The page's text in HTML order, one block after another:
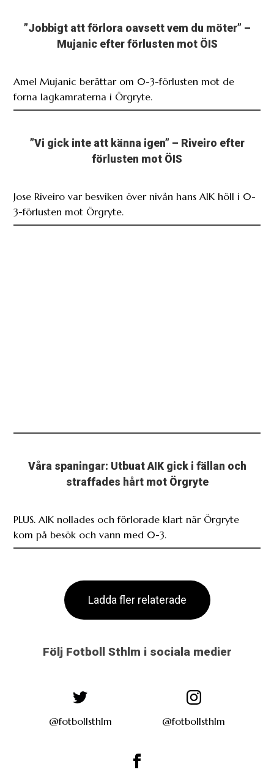
”Jobbigt att förlora oavsett vem du möter” –
Mujanic efter förlusten mot ÖIS
Amel Mujanic berättar om 0-3-förlusten mot de
forna lagkamraterna i Örgryte.
”Vi gick inte att känna igen” – Riveiro efter
förlusten mot ÖIS
Jose Riveiro var besviken över nivån hans AIK höll i 0-
3-förlusten mot Örgryte.
Våra spaningar: Utbuat AIK gick i fällan och
straffades hårt mot Örgryte
PLUS. AIK nollades och förlorade klart när Örgryte
kom på besök och vann med 0-3.
Ladda fler relaterade
Följ Fotboll Sthlm i sociala medier
@fotbollsthlm @fotbollsthlm